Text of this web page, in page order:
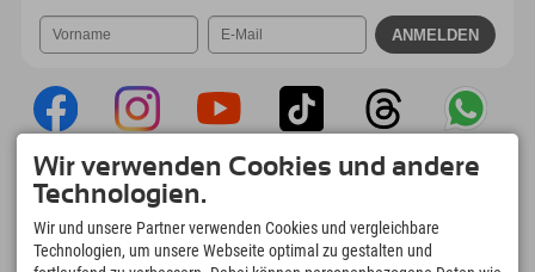
Explorer App
Upload Deiner #ExplorerMoments, Mein
Explorer To Go mit Buchungsübersicht,
Bucketlist, Restaurantübersicht uvm. Jetzt
Wir verwenden Cookies und andere
Technologien.
Wir und unsere Partner verwenden Cookies und vergleichbare
Technologien, um unsere Webseite optimal zu gestalten und